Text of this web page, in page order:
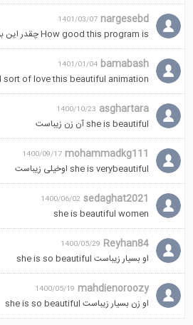
nargesebd
1401/03/07
How good this program is چقدر این برنامه خوبه
bamabash
1401/01/04
sort of love this beautiful animation
asghartara
1400/10/23
she is beautiful آن زن زیباست
mohammadkg111
1400/09/17
she is verybeautiful اوخیلی زیباست
sedaghat2021
1400/06/02
she is beautiful women
Reyhan84
1400/05/29
او بسیار زیباست she is so beautiful
mahdienoroozy
1400/05/19
او زن بسیار زیباست she is so beautiful